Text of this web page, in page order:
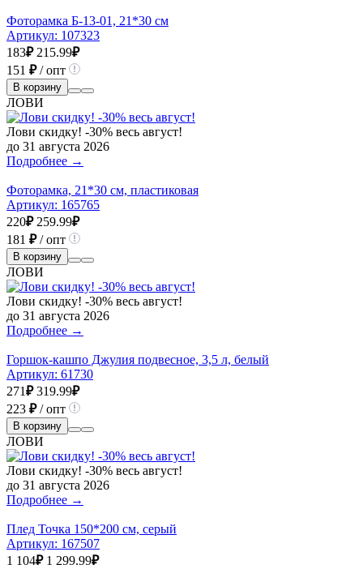
Фоторамка Б-13-01, 21*30 см
Артикул: 107323
183₽ 215.99₽
151 ₽/ опт
В корзину
ЛОВИ
Лови скидку! -30% весь август!
до 31 августа 2026
Подробнее →
Фоторамка, 21*30 см, пластиковая
Артикул: 165765
220₽ 259.99₽
181 ₽/ опт
В корзину
ЛОВИ
Лови скидку! -30% весь август!
до 31 августа 2026
Подробнее →
Горшок-кашпо Джулия подвесное, 3,5 л, белый
Артикул: 61730
271₽ 319.99₽
223 ₽/ опт
В корзину
ЛОВИ
Лови скидку! -30% весь август!
до 31 августа 2026
Подробнее →
Плед Точка 150*200 см, серый
Артикул: 167507
1 104₽ 1 299.99₽